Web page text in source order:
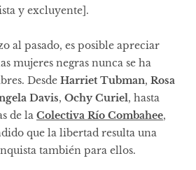
y excluyente].
al pasado, es posible apreciar
mujeres negras nunca se ha
Desde Harriet Tubman, Rosa
Davis, Ochy Curiel, hasta
de la Colectiva Río Combahee,
que la libertad resulta una
también para ellos.